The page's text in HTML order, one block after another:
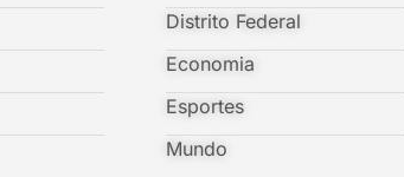
Distrito Federal
Economia
Esportes
Mundo